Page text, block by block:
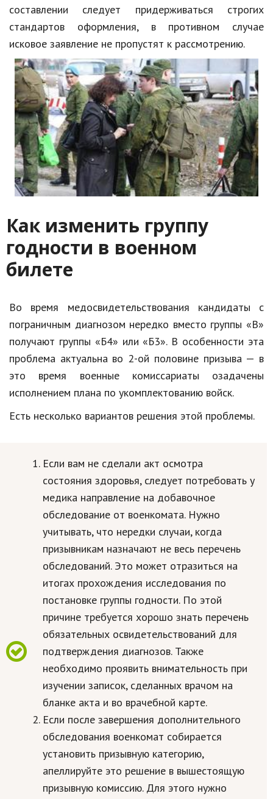
составлении следует придерживаться строгих
стандартов оформления, в противном случае
исковое заявление не пропустят к рассмотрению.
Как изменить группу
годности в военном
билете
Во время медосвидетельствования кандидаты с
пограничным диагнозом нередко вместо группы «В»
получают группы «Б4» или «Б3». В особенности эта
проблема актуальна во 2-ой половине призыва — в
это время военные комиссариаты озадачены
исполнением плана по укомплектованию войск.
Есть несколько вариантов решения этой проблемы.
Если вам не сделали акт осмотра
состояния здоровья, следует потребовать у
медика направление на добавочное
обследование от военкомата. Нужно
учитывать, что нередки случаи, когда
призывникам назначают не весь перечень
обследований. Это может отразиться на
итогах прохождения исследования по
постановке группы годности. По этой
причине требуется хорошо знать перечень
обязательных освидетельствований для
подтверждения диагнозов. Также
необходимо проявить внимательность при
изучении записок, сделанных врачом на
бланке акта и во врачебной карте.
Если после завершения дополнительного
обследования военкомат собирается
установить призывную категорию,
апеллируйте это решение в вышестоящую
призывную комиссию. Для этого нужно